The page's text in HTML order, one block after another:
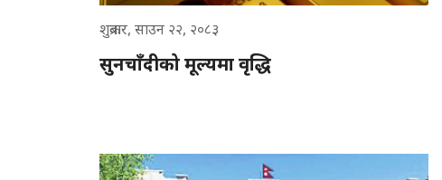
शुक्रबार, साउन २२, २०८३
सुनचाँदीको मूल्यमा वृद्धि